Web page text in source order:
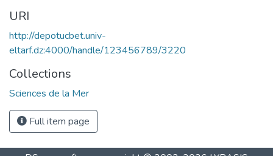
URI
http://depotucbet.univ-
eltarf.dz:4000/handle/123456789/3220
Collections
Sciences de la Mer
Full item page